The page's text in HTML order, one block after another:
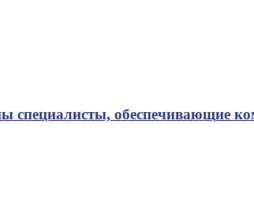
специалисты, обеспечивающие